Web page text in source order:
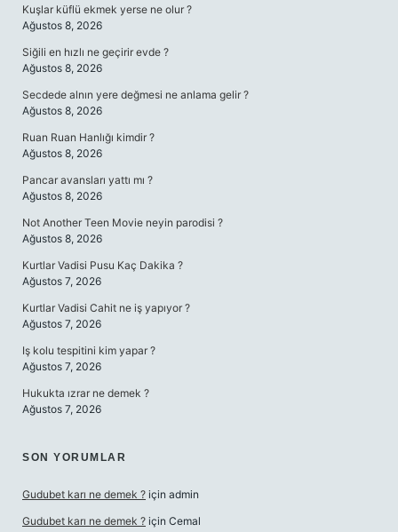
Kuşlar küflü ekmek yerse ne olur ?
Ağustos 8, 2026
Siğili en hızlı ne geçirir evde ?
Ağustos 8, 2026
Secdede alnın yere değmesi ne anlama gelir ?
Ağustos 8, 2026
Ruan Ruan Hanlığı kimdir ?
Ağustos 8, 2026
Pancar avansları yattı mı ?
Ağustos 8, 2026
Not Another Teen Movie neyin parodisi ?
Ağustos 8, 2026
Kurtlar Vadisi Pusu Kaç Dakika ?
Ağustos 7, 2026
Kurtlar Vadisi Cahit ne iş yapıyor ?
Ağustos 7, 2026
Iş kolu tespitini kim yapar ?
Ağustos 7, 2026
Hukukta ızrar ne demek ?
Ağustos 7, 2026
SON YORUMLAR
Gudubet karı ne demek ? için admin
Gudubet karı ne demek ? için Cemal